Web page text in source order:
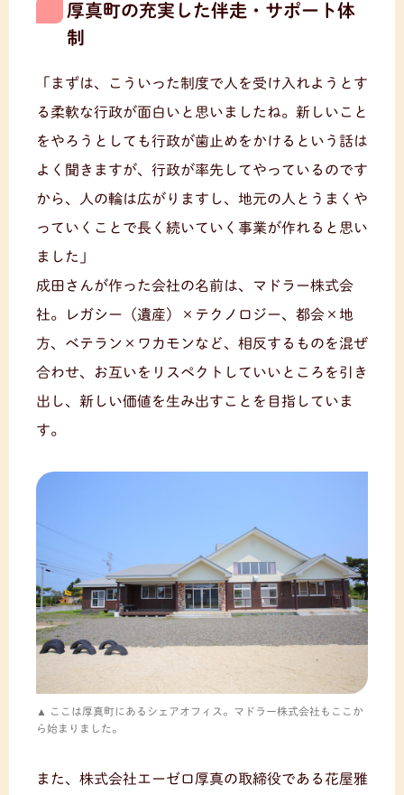
厚真町の充実した伴走・サポート体
制
「まずは、こういった制度で人を受け入れようとす
る柔軟な行政が面白いと思いましたね。新しいこと
をやろうとしても行政が歯止めをかけるという話は
よく聞きますが、行政が率先してやっているのです
から、人の輪は広がりますし、地元の人とうまくや
っていくことで長く続いていく事業が作れると思い
ました」
成田さんが作った会社の名前は、マドラー株式会
社。レガシー（遺産）×テクノロジー、都会×地
方、ベテラン×ワカモンなど、相反するものを混ぜ
合わせ、お互いをリスペクトしていいところを引き
出し、新しい価値を生み出すことを目指していま
す。
ここは厚真町にあるシェアオフィス。マドラー株式会社もここか
ら始まりました。
また、株式会社エーゼロ厚真の取締役である花屋雅